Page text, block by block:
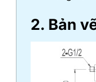
2. Bản